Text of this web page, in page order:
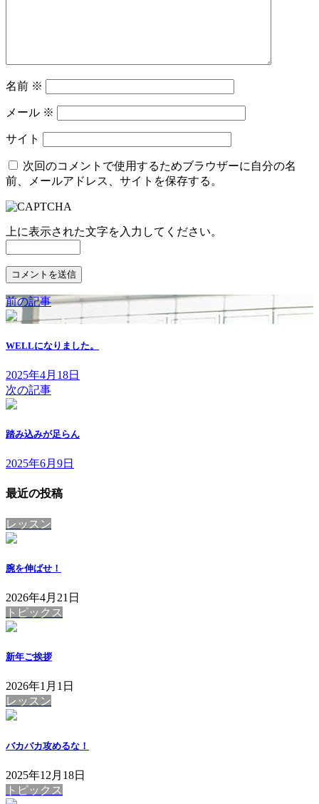
名前 ※
メール ※
サイト
次回のコメントで使用するためブラウザーに自分の名
前、メールアドレス、サイトを保存する。
上に表示された文字を入力してください。
前の記事
WELLになりました。
2025年4月18日
次の記事
踏み込みが足らん
2025年6月9日
最近の投稿
レッスン
腕を伸ばせ！
2026年4月21日
トピックス
新年ご挨拶
2026年1月1日
レッスン
バカバカ攻めるな！
2025年12月18日
トピックス